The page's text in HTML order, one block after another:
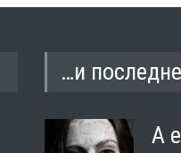
…и
А